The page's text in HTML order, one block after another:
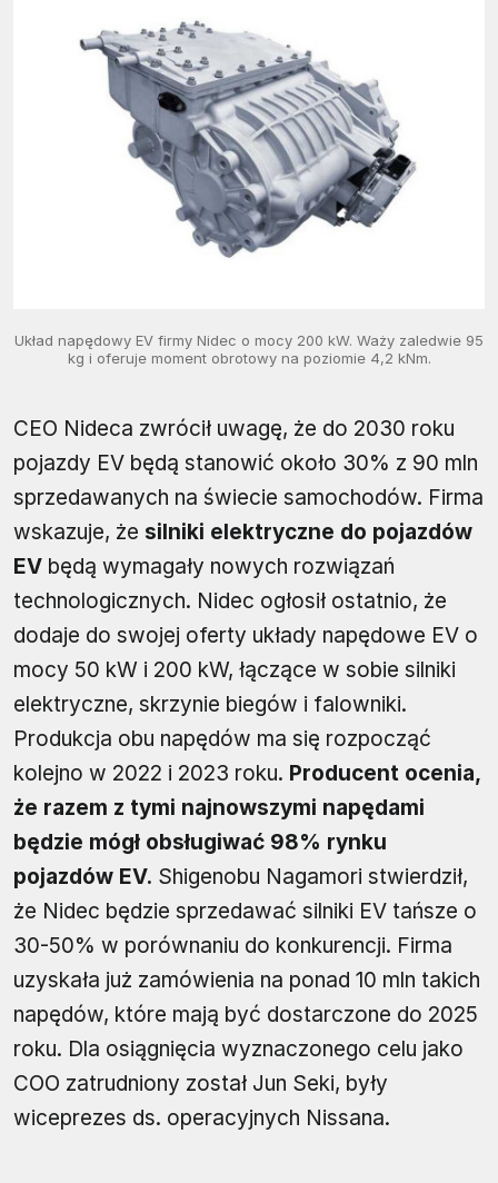
Układ napędowy EV firmy Nidec o mocy 200 kW. Waży zaledwie 95
kg i oferuje moment obrotowy na poziomie 4,2 kNm.
CEO Nideca zwrócił uwagę, że do 2030 roku
pojazdy EV będą stanowić około 30% z 90 mln
sprzedawanych na świecie samochodów. Firma
wskazuje, że silniki elektryczne do pojazdów
EV będą wymagały nowych rozwiązań
technologicznych. Nidec ogłosił ostatnio, że
dodaje do swojej oferty układy napędowe EV o
mocy 50 kW i 200 kW, łączące w sobie silniki
elektryczne, skrzynie biegów i falowniki.
Produkcja obu napędów ma się rozpocząć
kolejno w 2022 i 2023 roku. Producent ocenia,
że razem z tymi najnowszymi napędami
będzie mógł obsługiwać 98% rynku
pojazdów EV. Shigenobu Nagamori stwierdził,
że Nidec będzie sprzedawać silniki EV tańsze o
30-50% w porównaniu do konkurencji. Firma
uzyskała już zamówienia na ponad 10 mln takich
napędów, które mają być dostarczone do 2025
roku. Dla osiągnięcia wyznaczonego celu jako
COO zatrudniony został Jun Seki, były
wiceprezes ds. operacyjnych Nissana.